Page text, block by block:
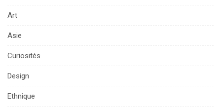
Art
Asie
Curiosités
Design
Ethnique